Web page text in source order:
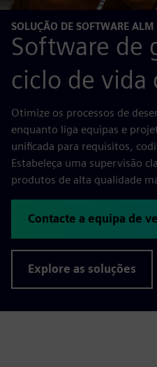
SOLUÇÃO DE SOFTWARE ALM
Software de
ciclo de vida
Otimize os processos de
enquanto liga equipas e
unificada para requisitos,
Estabeleça uma supervisão
produtos de alta qualidade
Contacte a equipa de
Explore as soluções